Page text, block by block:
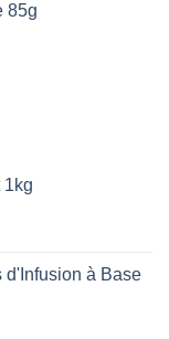
85g
1kg
d'Infusion à Base